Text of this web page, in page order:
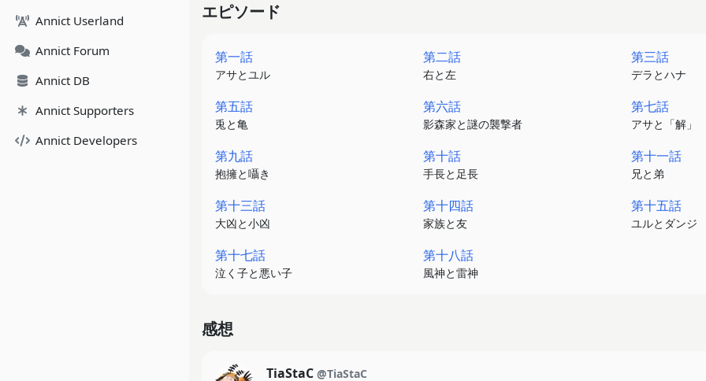
Annict Userland
Annict Forum
Annict DB
Annict Supporters
Annict Developers
エピソード
第一話
アサとユル
第二話
右と左
第三話
デラとハナ
第五話
兎と亀
第六話
影森家と謎の襲撃者
第七話
アサと「解」
第九話
抱擁と囁き
第十話
手長と足長
第十一話
兄と弟
第十三話
大凶と小凶
第十四話
家族と友
第十五話
ユルとダンジ
第十七話
泣く子と悪い子
第十八話
風神と雷神
感想
TiaStaC @TiaStaC